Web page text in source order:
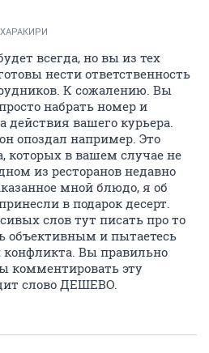
ХАРАКИРИ
всегда, но вы из тех
нести ответственность
К сожалению. Вы
набрать номер и
действия вашего курьера.
опоздал например. Это
которых в вашем случае не
из ресторанов недавно
мной блюдо, я об
в подарок десерт.
слов тут писать про то
объективным и пытаетесь
конфликта. Вы правильно
комментировать эту
слово ДЕШЕВО.